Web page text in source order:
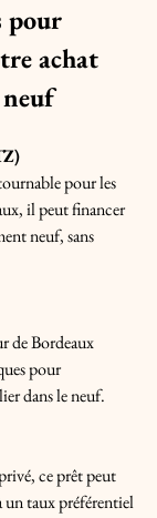
pour
achat
pour les
il peut financer
neuf, sans
de Bordeaux
pour
dans le neuf.
ce prêt peut
un taux préférentiel